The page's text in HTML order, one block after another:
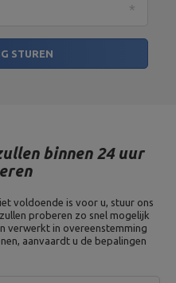
STUREN
binnen 24 uur
voldoende is voor u, stuur ons
proberen zo snel mogelijk
verwerkt in overeenstemming
aanvaardt u de bepalingen